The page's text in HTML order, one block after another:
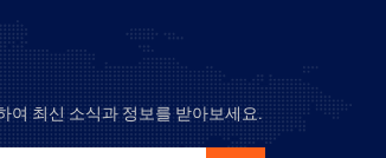
여 최신 소식과 정보를 받아보세요.